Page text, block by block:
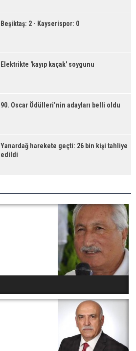
Beşiktaş: 2 - Kayserispor: 0
Elektrikte 'kayıp kaçak' soygunu
90. Oscar Ödülleri’nin adayları belli oldu
Yanardağ harekete geçti: 26 bin kişi tahliye
edildi